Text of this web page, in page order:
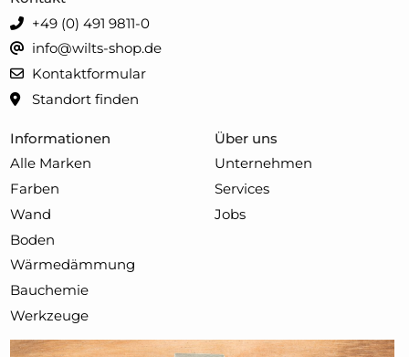
Informationen
Alle Marken
Farben
Wand
Boden
Wärmedämmung
Bauchemie
Werkzeuge
Über uns
Unternehmen
Services
Jobs
+49 (0) 491 9811-0
info@wilts-shop.de
Kontaktformular
Standort finden